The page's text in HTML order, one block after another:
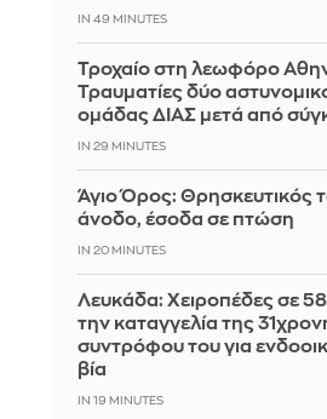
IN 49 MINUTES
Τροχαίο στη λεωφόρο
Τραυματίες δύο
ομάδας ΔΙΑΣ μετά από
IN 29 MINUTES
Άγιο Όρος: Θρησκευτικός
άνοδο, έσοδα σε πτώση
IN 20 MINUTES
Λευκάδα: Χειροπέδες σε
την καταγγελία της
συντρόφου του για
βία
IN 19 MINUTES